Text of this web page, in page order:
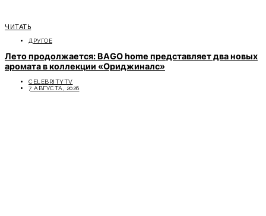
ЧИТАТЬ
ДРУГОЕ
Лето продолжается: BAGO home представляет два новых
аромата в коллекции «Ориджиналс»
CELEBRITYTV
7 АВГУСТА, 2026